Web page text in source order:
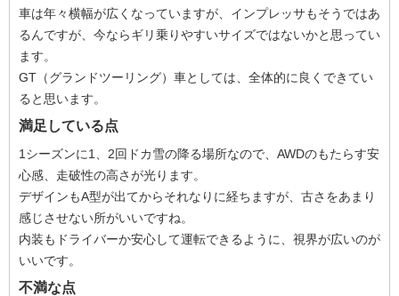
車は年々横幅が広くなっていますが、インプレッサもそうではあ
るんですが、今ならギリ乗りやすいサイズではないかと思ってい
ます。
GT（グランドツーリング）車としては、全体的に良くできてい
ると思います。
満足している点
1シーズンに1、2回ドカ雪の降る場所なので、AWDのもたらす安
心感、走破性の高さが光ります。
デザインもA型が出てからそれなりに経ちますが、古さをあまり
感じさせない所がいいですね。
内装もドライバーか安心して運転できるように、視界が広いのが
いいです。
不満な点